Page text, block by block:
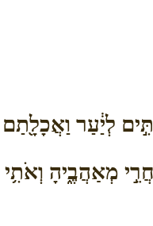
לְיַ֔עַר וַאֲכָלָ֖תַם
מְאַהֲבֶ֑יהָ